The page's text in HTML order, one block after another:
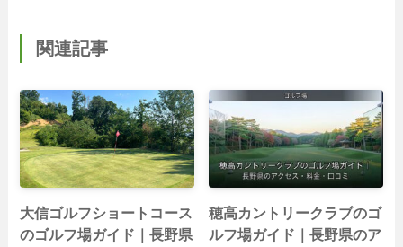
関連記事
大信ゴルフショートコース
のゴルフ場ガイド｜長野県
穂高カントリークラブのゴ
ルフ場ガイド｜長野県のア